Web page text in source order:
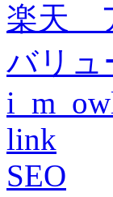
楽天
バリ
link
SEO